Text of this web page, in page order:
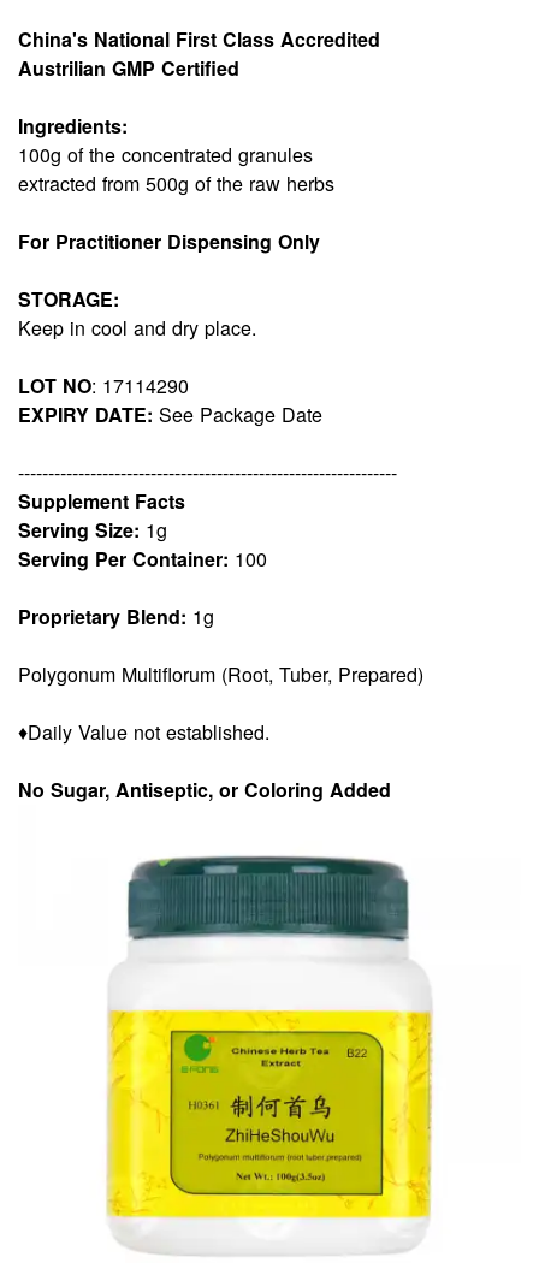
China's National First Class Accredited
Austrilian GMP Certified
Ingredients:
100g of the concentrated granules
extracted from 500g of the raw herbs
For Practitioner Dispensing Only
STORAGE:
Keep in cool and dry place.
LOT NO: 17114290
EXPIRY DATE: See Package Date
---------------------------------------------------------------
Supplement Facts
Serving Size: 1g
Serving Per Container: 100
Proprietary Blend: 1g
Polygonum Multiflorum (Root, Tuber, Prepared)
♦Daily Value not established.
No Sugar, Antiseptic, or Coloring Added